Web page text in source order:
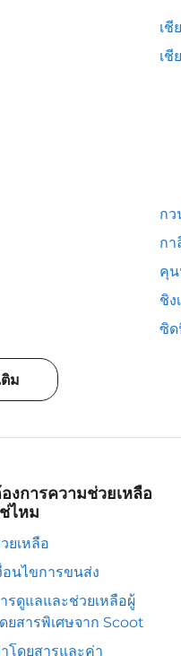
เชี
เชี
ก
ก
คุ
ชิง
ซิด
ติม
งการความช่วยเหลือ
ไหม
ยเหลือ
อนไขการขนส่ง
รดูแลและช่วยเหลือผู้
ยสารพิเศษจาก Scoot
โดยสารและค่า